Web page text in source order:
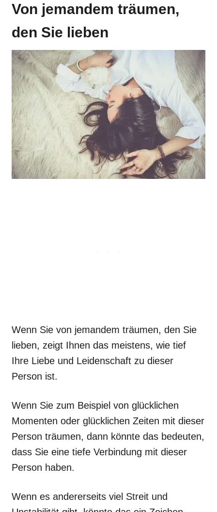
Von jemandem träumen,
den Sie lieben
Wenn Sie von jemandem träumen, den Sie
lieben, zeigt Ihnen das meistens, wie tief
Ihre Liebe und Leidenschaft zu dieser
Person ist.
Wenn Sie zum Beispiel von glücklichen
Momenten oder glücklichen Zeiten mit dieser
Person träumen, dann könnte das bedeuten,
dass Sie eine tiefe Verbindung mit dieser
Person haben.
Wenn es andererseits viel Streit und